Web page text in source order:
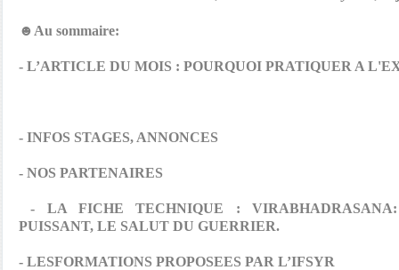
☻Au sommaire:
- L’ARTICLE DU MOIS : POURQUOI PRATIQUER A
- INFOS STAGES, ANNONCES
- NOS PARTENAIRES
- LA FICHE TECHNIQUE : VIRABHADRASANA:
PUISSANT, LE SALUT DU GUERRIER.
- LESFORMATIONS PROPOSEES PAR L’IFSYR